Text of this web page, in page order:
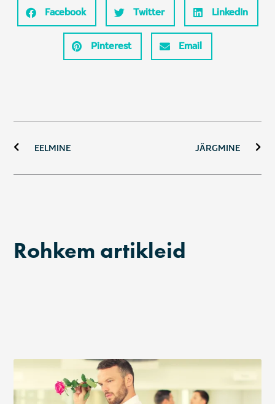
Facebook Twitter LinkedIn
Pinterest Email
EELMINE JÄRGMINE
Rohkem artikleid